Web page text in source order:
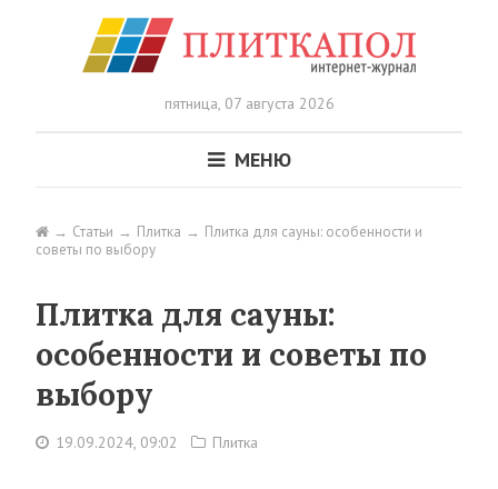
пятница,07 августа 2026
МЕНЮ
Статьи Плитка
Плитка для сауны: особенности и
советы по выбору
Плитка для сауны:
особенности и советы по
выбору
19.09.2024, 09:02 Плитка